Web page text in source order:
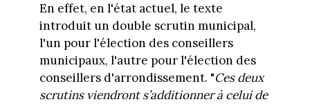
En effet, en l'état actuel, le texte
introduit un double scrutin municipal,
l'un pour l'élection des conseillers
municipaux, l'autre pour l'élection des
conseillers d'arrondissement. "Ces deux
scrutins viendront s’additionner à celui de